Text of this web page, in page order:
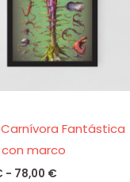
Fantástica
marco
- 78,00 €